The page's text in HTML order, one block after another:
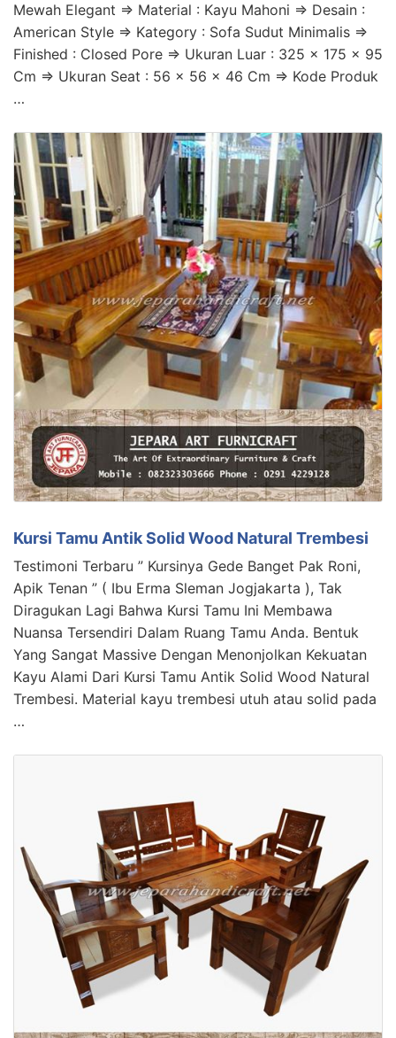
Mewah Elegant => Material : Kayu Mahoni => Desain :
American Style => Kategory : Sofa Sudut Minimalis =>
Finished : Closed Pore => Ukuran Luar : 325 x 175 x 95
Cm => Ukuran Seat : 56 x 56 x 46 Cm => Kode Produk
…
Kursi Tamu Antik Solid Wood Natural Trembesi
Testimoni Terbaru ” Kursinya Gede Banget Pak Roni,
Apik Tenan ” ( Ibu Erma Sleman Jogjakarta ), Tak
Diragukan Lagi Bahwa Kursi Tamu Ini Membawa
Nuansa Tersendiri Dalam Ruang Tamu Anda. Bentuk
Yang Sangat Massive Dengan Menonjolkan Kekuatan
Kayu Alami Dari Kursi Tamu Antik Solid Wood Natural
Trembesi. Material kayu trembesi utuh atau solid pada
…